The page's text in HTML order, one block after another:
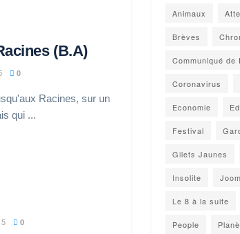
(B.A)
0
Racines, sur un
qui ...
0
Animaux
Brèves
Communiqué de
Coronavirus
Economie
Festival
Gilets Jaunes
Insolite
Le 8 à la suite
People